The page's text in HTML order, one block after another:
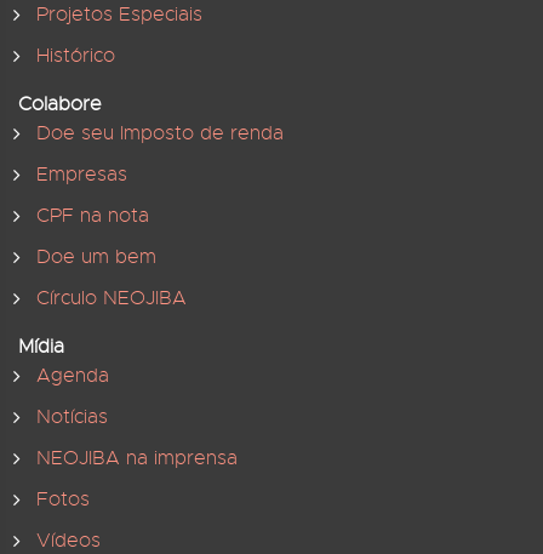
Projetos Especiais
Histórico
Colabore
Doe seu Imposto de renda
Empresas
CPF na nota
Doe um bem
Círculo NEOJIBA
Mídia
Agenda
Notícias
NEOJIBA na imprensa
Fotos
Vídeos